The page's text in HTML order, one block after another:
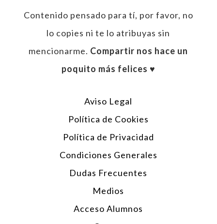
Contenido pensado para tí, por favor, no
lo copies ni te lo atribuyas sin
mencionarme. Compartir nos hace un
poquito más felices ♥︎
Aviso Legal
Política de Cookies
Política de Privacidad
Condiciones Generales
Dudas Frecuentes
Medios
Acceso Alumnos